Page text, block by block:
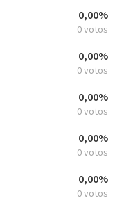
0,00%
0 votos
0,00%
0 votos
0,00%
0 votos
0,00%
0 votos
0,00%
0 votos